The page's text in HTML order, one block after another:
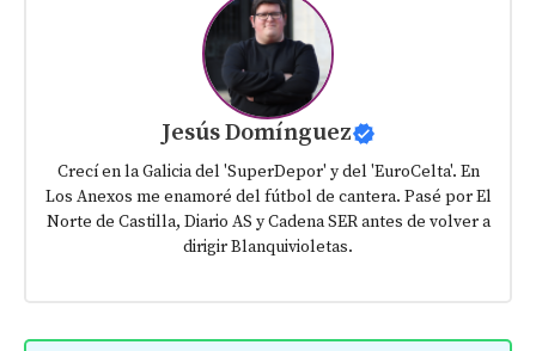
Jesús Domínguez
Crecí en la Galicia del 'SuperDepor' y del 'EuroCelta'. En
Los Anexos me enamoré del fútbol de cantera. Pasé por El
Norte de Castilla, Diario AS y Cadena SER antes de volver a
dirigir Blanquivioletas.